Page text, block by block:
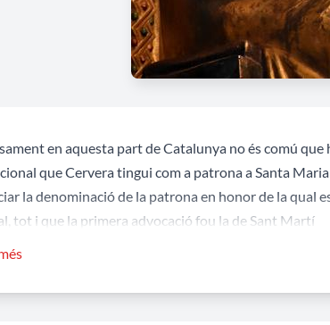
en aquesta part de Catalunya no és comú
que Cervera tingui com a patrona a Santa
la denominació de la patrona en honor de la qual
tot i que la primera advocació fou la de Sant Martí
asseguda sobre un tron i amb el Nen al seu